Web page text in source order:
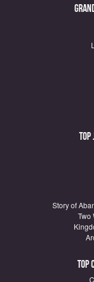
Story of
Two
Top